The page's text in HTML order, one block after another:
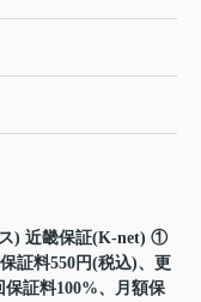
) 近畿保証(K-net) ①
証料550円(税込)、更
証料100%、月額保